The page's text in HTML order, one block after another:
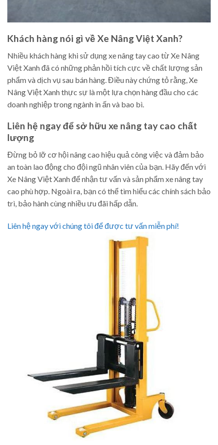
Khách hàng nói gì về Xe Nâng Việt Xanh?
Nhiều khách hàng khi sử dụng xe nâng tay cao từ Xe Nâng
Việt Xanh đã có những phản hồi tích cực về chất lượng sản
phẩm và dịch vụ sau bán hàng. Điều này chứng tỏ rằng, Xe
Nâng Việt Xanh thực sự là một lựa chọn hàng đầu cho các
doanh nghiệp trong ngành in ấn và bao bì.
Liên hệ ngay để sở hữu xe nâng tay cao chất
lượng
Đừng bỏ lỡ cơ hội nâng cao hiệu quả công việc và đảm bảo
an toàn lao động cho đội ngũ nhân viên của bạn. Hãy đến với
Xe Nâng Việt Xanh để nhận tư vấn và sản phẩm xe nâng tay
cao phù hợp. Ngoài ra, bạn có thể tìm hiểu các chính sách bảo
trì, bảo hành cùng nhiều ưu đãi hấp dẫn.
Liên hệ ngay với chúng tôi để được tư vấn miễn phí!